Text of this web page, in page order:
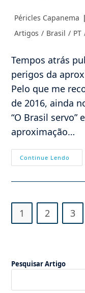
Autor
post:
Péricles Capanema
Categoria
Artigos / Brasil / PT
Tempos atrás
perigos da
Pelo que me
de 2016, ainda
“O Brasil servo”
aproximação…
Continue Lendo
Que
2
1 2 3
Pesquisar Artigo